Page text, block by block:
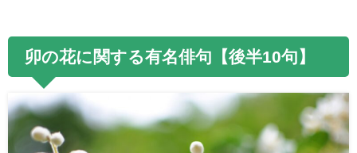
卯の花に関する有名俳句【後半10句】